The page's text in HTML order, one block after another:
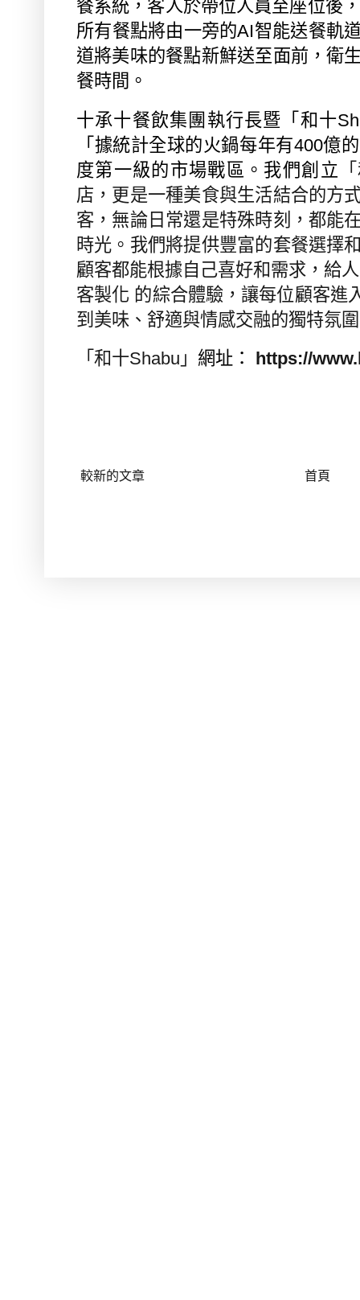
餐系統，客人於帶位人員至座位後
所有餐點將由一旁的AI智能送餐軌
道將美味的餐點新鮮送至面前，衛
餐時間。
十承十餐飲集團執行長暨「和十
「據統計全球的火鍋每年有400億
度第一級的市場戰區。我們創立
店，更是一種美食與生活結合的方
客，無論日常還是特殊時刻，都能
時光。我們將提供豐富的套餐選擇
顧客都能根據自己喜好和需求，給
客製化 的綜合體驗，讓每位顧客進
到美味、舒適與情感交融的獨特氛
「和十Shabu 」 網址： https://
較新的文章 首頁